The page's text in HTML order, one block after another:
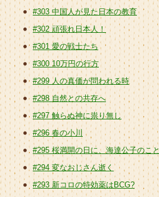
#303 中国人が見た日本の教育
#302 頑張れ日本人！
#301 愛の戦士たち
#300 10万円の行方
#299 人の真価が問われる時
#298 自然との共存へ
#297 触らぬ神に祟り無し
#296 春の小川
#295 桜満開の日に、海達公子のこと
#294 変なおじさん逝く
#293 新コロの特効薬はBCG?